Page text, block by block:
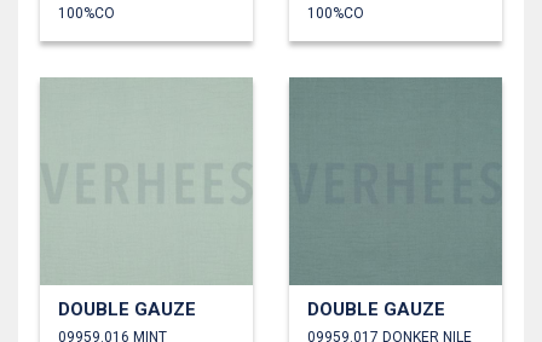
100%CO
100%CO
DOUBLE GAUZE
09959.016 MINT
DOUBLE GAUZE
09959.017 DONKER NILE